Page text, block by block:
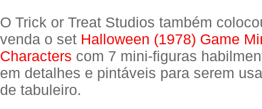
O Trick or Treat Studios também
venda o set Halloween (1978) Game
Characters com 7 mini-figuras
em detalhes e pintáveis para serem
de tabuleiro.